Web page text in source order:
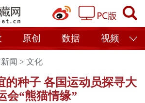
原创 数据 视频
闻 >文化
的种子 各国运动员探寻大
会“熊猫情缘”